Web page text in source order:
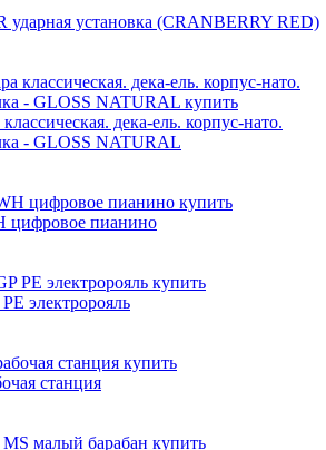
установка (CRANBERRY RED)
дека-ель. корпус-нато.
- GLOSS NATURAL
цифровое пианино
электророяль
станция